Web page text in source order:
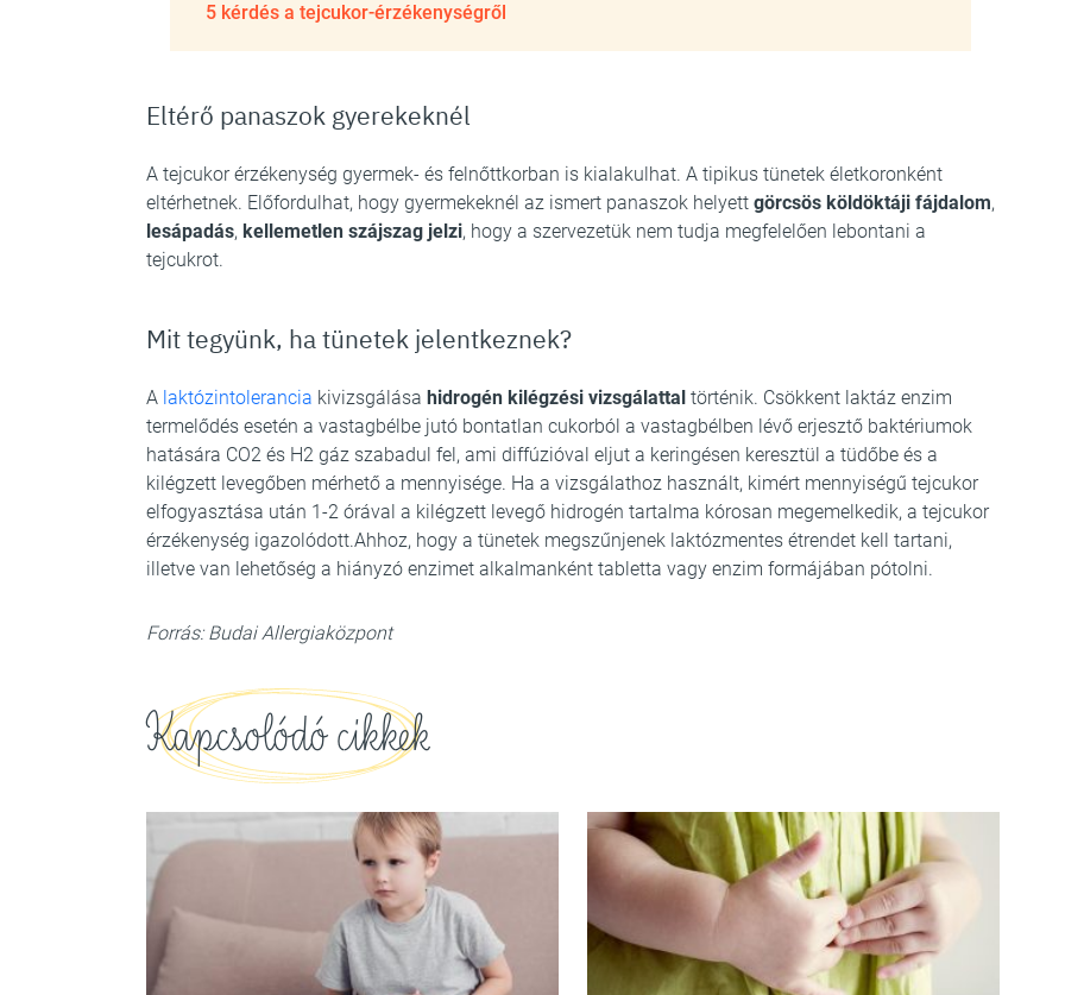
5 kérdés a tejcukor-érzékenységről
Eltérő panaszok gyerekeknél
A tejcukor érzékenység gyermek- és felnőttkorban is kialakulhat. A tipikus tünetek életkoronként
eltérhetnek. Előfordulhat, hogy gyermekeknél az ismert panaszok helyett görcsös köldöktáji fájdalom,
lesápadás, kellemetlen szájszag jelzi, hogy a szervezetük nem tudja megfelelően lebontani a
tejcukrot.
Mit tegyünk, ha tünetek jelentkeznek?
A laktózintolerancia kivizsgálása hidrogén kilégzési vizsgálattal történik. Csökkent laktáz enzim
termelődés esetén a vastagbélbe jutó bontatlan cukorból a vastagbélben lévő erjesztő baktériumok
hatására CO2 és H2 gáz szabadul fel, ami diffúzióval eljut a keringésen keresztül a tüdőbe és a
kilégzett levegőben mérhető a mennyisége. Ha a vizsgálathoz használt, kimért mennyiségű tejcukor
elfogyasztása után 1-2 órával a kilégzett levegő hidrogén tartalma kórosan megemelkedik, a tejcukor
érzékenység igazolódott.Ahhoz, hogy a tünetek megszűnjenek laktózmentes étrendet kell tartani,
illetve van lehetőség a hiányzó enzimet alkalmanként tabletta vagy enzim formájában pótolni.
Forrás: Budai Allergiaközpont
Kapcsolódó cikkek